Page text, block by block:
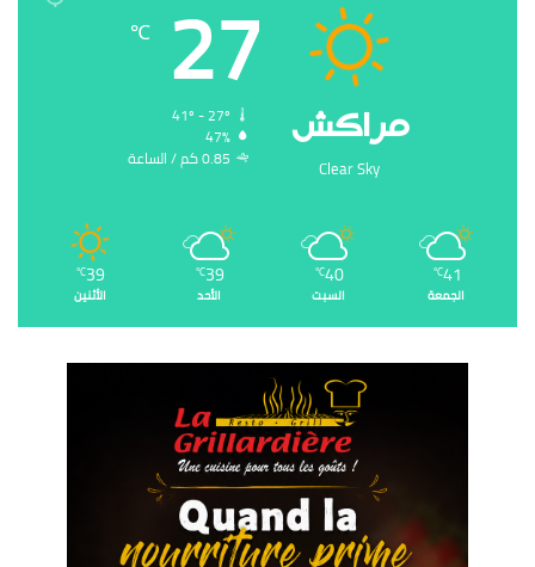
‏مراكش
Clear Sky
27
℃
47%
0.85 ‏كم / الساعة
41
℃
الجمعة
40
℃
السبت
39
℃
الأحد
39
℃
الأثنين